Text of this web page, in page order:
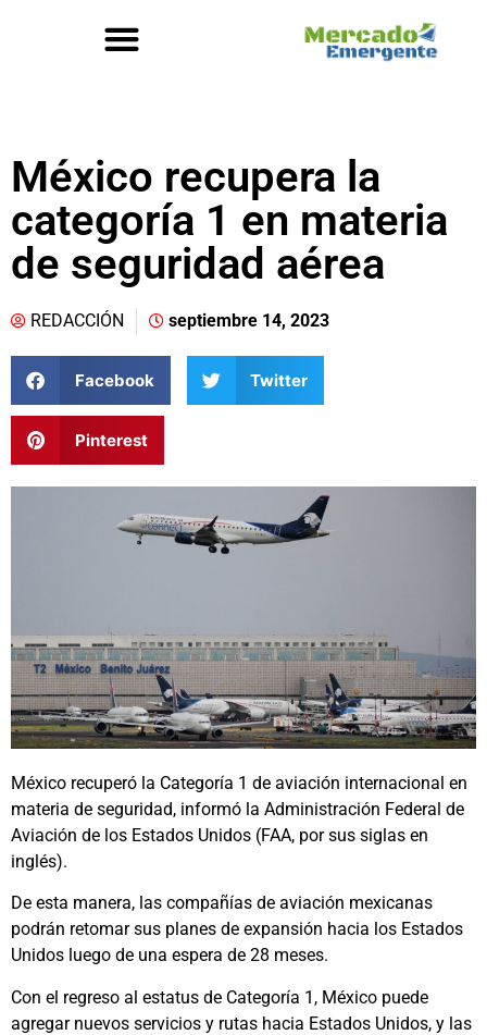
México recupera la
categoría 1 en materia
de seguridad aérea
REDACCIÓN septiembre 14, 2023
Facebook Twitter
Pinterest
México recuperó la Categoría 1 de aviación internacional en
materia de seguridad, informó la Administración Federal de
Aviación de los Estados Unidos (FAA, por sus siglas en
inglés).
De esta manera, las compañías de aviación mexicanas
podrán retomar sus planes de expansión hacia los Estados
Unidos luego de una espera de 28 meses.
Con el regreso al estatus de Categoría 1, México puede
agregar nuevos servicios y rutas hacia Estados Unidos, y las